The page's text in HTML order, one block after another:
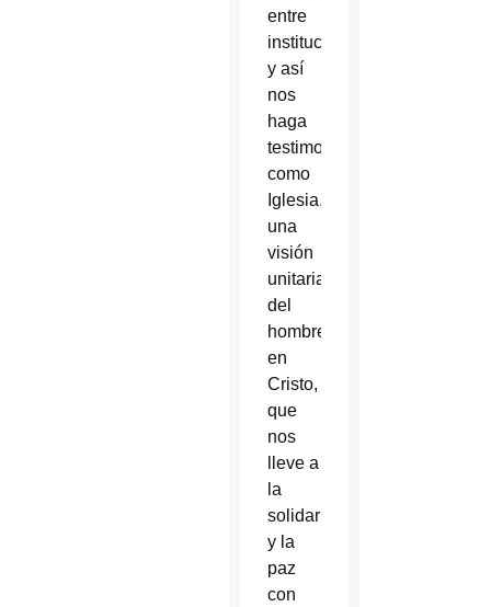
entre
instituciones,
y así
nos
haga
testimoniar
como
Iglesia,
una
visión
unitaria
del
hombre
en
Cristo,
que
nos
lleve a
la
solidaridad
y la
paz
con